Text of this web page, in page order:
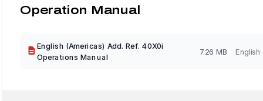
Operation Manual
English (Americas) Add. Ref. 40X0i
Operations Manual
7.26 MB English